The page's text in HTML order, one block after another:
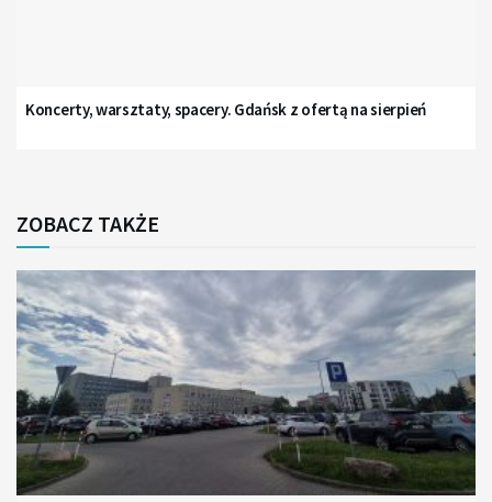
Koncerty, warsztaty, spacery. Gdańsk z ofertą na sierpień
ZOBACZ TAKŻE